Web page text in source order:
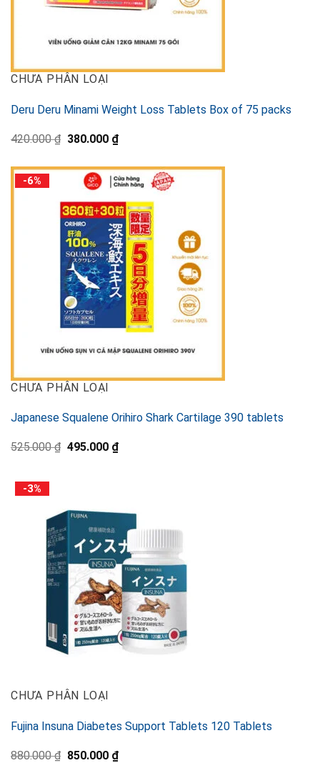
CHƯA PHÂN LOẠI
Deru Deru Minami Weight Loss Tablets Box of 75 packs
420.000₫ Original
420.000 ₫.
380.000 ₫Current
price
380.000 ₫.
-6%
CHƯA PHÂN LOẠI
Japanese Squalene Orihiro Shark Cartilage 390 tablets
525.000₫ Original
495.000 ₫Current
-3%
CHƯA PHÂN LOẠI
Fujina Insuna Diabetes Support Tablets 120 Tablets
880.000₫ Original
850.000 ₫Current